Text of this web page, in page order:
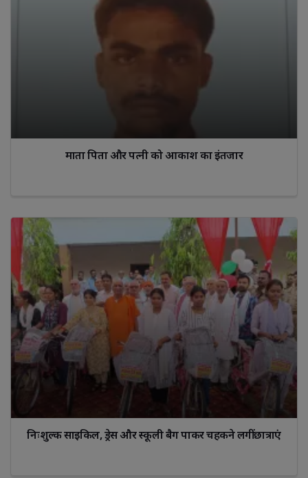
माता पिता और पत्नी को आकाश का इंतजार
निःशुल्क साइकिल, ड्रेस और स्कूली बैग पाकर चहकने लगीं छात्राएं